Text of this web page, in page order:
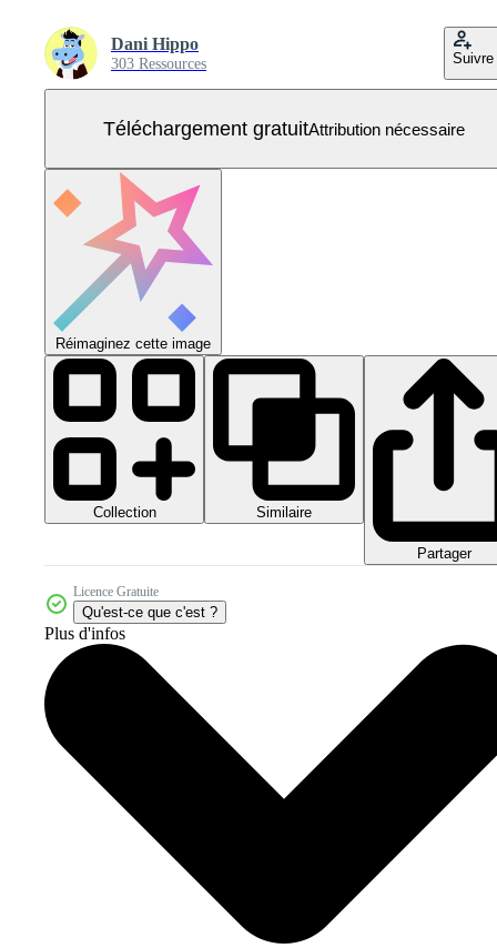
Dani Hippo
303 Ressources Suivre
Téléchargement gratuitAttribution nécessaire
Réimaginez cette image
Collection Similaire
Partager
Licence Gratuite
Qu'est-ce que c'est ?
Plus d'infos